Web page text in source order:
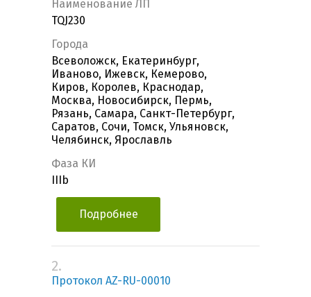
Наименование ЛП
TQJ230
Города
Всеволожск, Екатеринбург,
Иваново, Ижевск, Кемерово,
Киров, Королев, Краснодар,
Москва, Новосибирск, Пермь,
Рязань, Самара, Санкт-Петербург,
Саратов, Сочи, Томск, Ульяновск,
Челябинск, Ярославль
Фаза КИ
IIIb
Подробнее
2.
Протокол AZ-RU-00010